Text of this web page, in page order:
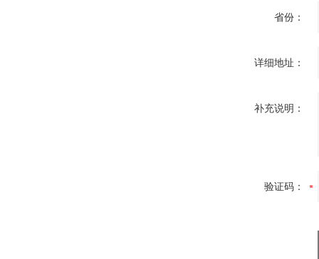
省份：
详细地址：
补充说明：
验证码：